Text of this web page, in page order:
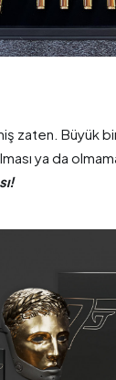
zaten. Büyük bir
ya da